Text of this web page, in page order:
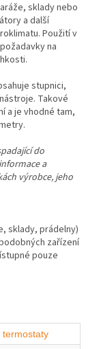
sklady nebo
a další
Použití v
na
stupnici,
Takové
a je vhodné tam,
do
a
výrobce, jeho
sklady, prádelny)
zařízení
pouze
termostaty